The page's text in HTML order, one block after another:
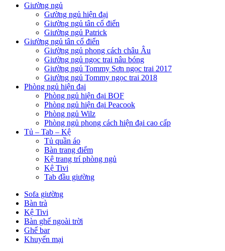
Giường ngủ
Gường ngủ hiện đại
Giường ngủ tân cổ điển
Giường ngủ Patrick
Giường ngủ tân cổ điển
Giường ngủ phong cách châu Âu
Giường ngủ ngọc trai nâu bóng
Giường ngủ Tommy Sơn ngọc trai 2017
Giường ngủ Tommy ngọc trai 2018
Phòng ngủ hiện đại
Phòng ngủ hiện đại BOF
Phòng ngủ hiện đại Peacook
Phòng ngủ Wilz
Phòng ngủ phong cách hiện đại cao cấp
Tủ – Tab – Kệ
Tủ quần áo
Bàn trang điểm
Kệ trang trí phòng ngủ
Kệ Tivi
Tab đầu giường
Sofa giường
Bàn trà
Kệ Tivi
Bàn ghế ngoài trời
Ghế bar
Khuyến mại